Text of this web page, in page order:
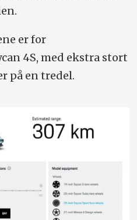
er for
4S, med ekstra stort
på en tredel.